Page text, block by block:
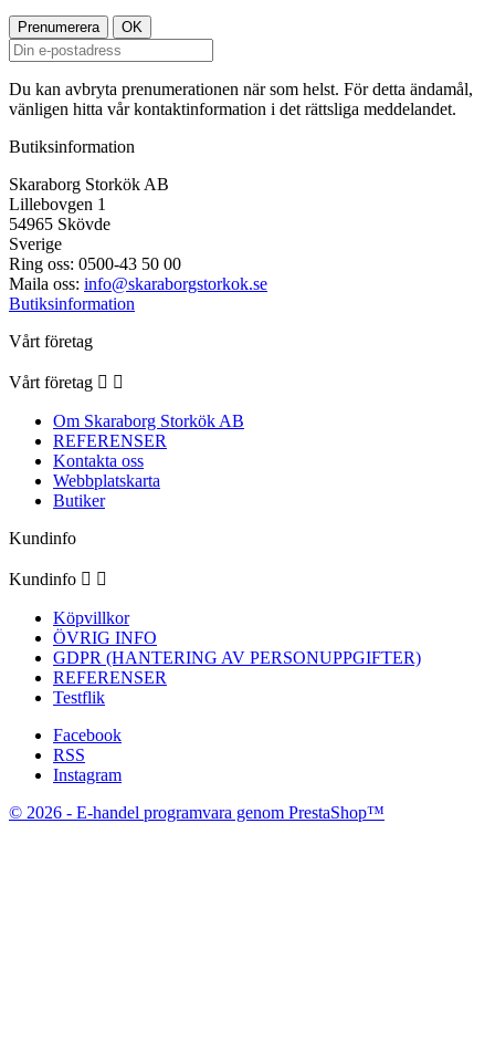
Du kan avbryta prenumerationen när som helst. För detta ändamål,
vänligen hitta vår kontaktinformation i det rättsliga meddelandet.
Butiksinformation
Skaraborg Storkök AB
Lillebovgen 1
54965 Skövde
Sverige
Ring oss: 0500-43 50 00
Maila oss: info@skaraborgstorkok.se
Butiksinformation
Vårt företag
Vårt företag  
Om Skaraborg Storkök AB
REFERENSER
Kontakta oss
Webbplatskarta
Butiker
Kundinfo
Kundinfo  
Köpvillkor
ÖVRIG INFO
GDPR (HANTERING AV PERSONUPPGIFTER)
REFERENSER
Testflik
Facebook
RSS
Instagram
© 2026 - E-handel programvara genom PrestaShop™